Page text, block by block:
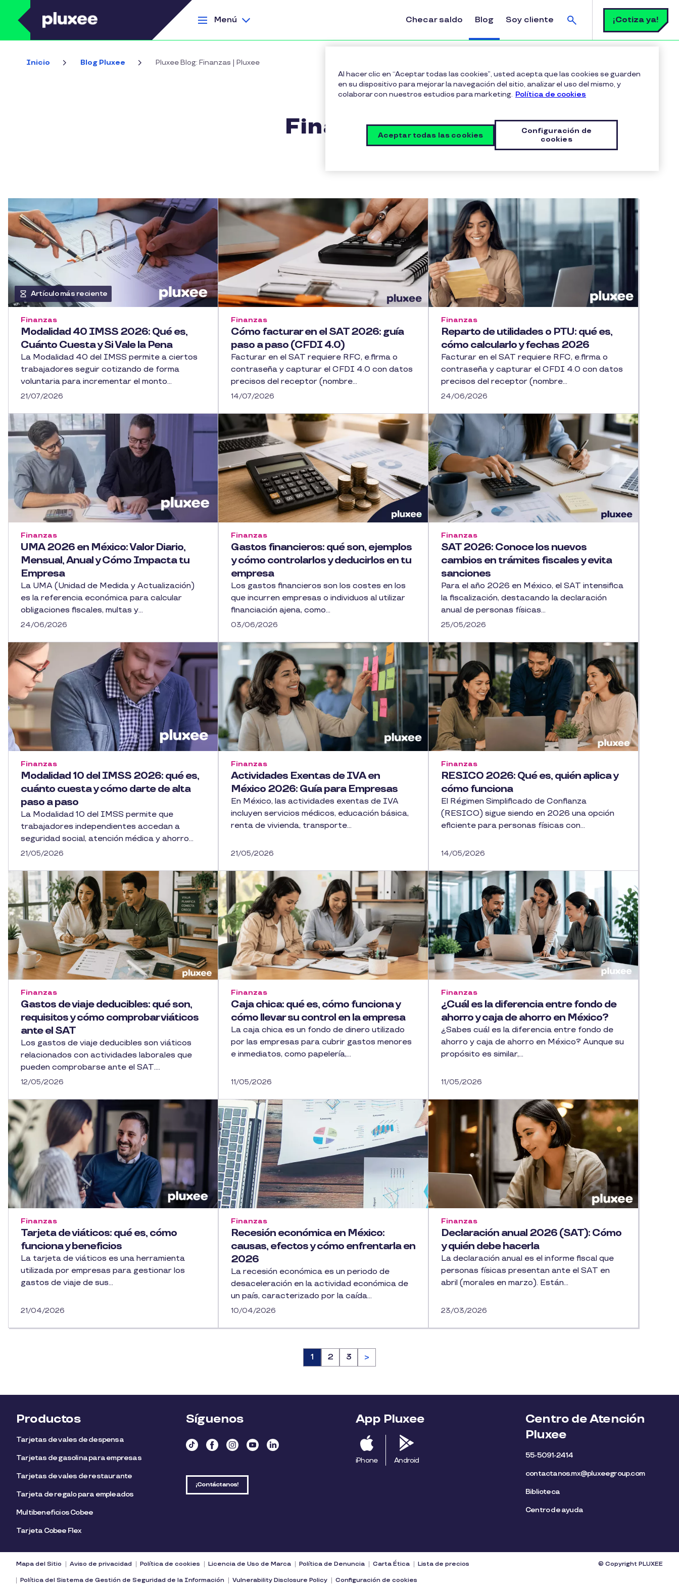
Pasar al contenido principal
Menú
Checar saldo Blog Soy cliente
Buscar
¡Cotiza ya!
Inicio Blog Pluxee Pluxee Blog: Finanzas | Pluxee
Finanzas
Artículo más reciente
Modalidad 40 IMSS 2026: Qué es,
Cuánto Cuesta y Si Vale la Pena
Finanzas
La Modalidad 40 del IMSS permite a ciertos
trabajadores seguir cotizando de forma
voluntaria para incrementar el monto...
21/07/2026
Cómo facturar en el SAT 2026: guía
paso a paso (CFDI 4.0)
Finanzas
Facturar en el SAT requiere RFC, e.firma o
contraseña y capturar el CFDI 4.0 con datos
precisos del receptor (nombre...
14/07/2026
Reparto de utilidades o PTU: qué es,
cómo calcularlo y fechas 2026
Finanzas
Facturar en el SAT requiere RFC, e.firma o
contraseña y capturar el CFDI 4.0 con datos
precisos del receptor (nombre...
24/06/2026
UMA 2026 en México: Valor Diario,
Mensual, Anual y Cómo Impacta tu
Empresa
Finanzas
La UMA (Unidad de Medida y Actualización)
es la referencia económica para calcular
obligaciones fiscales, multas y...
24/06/2026
Gastos financieros: qué son, ejemplos
y cómo controlarlos y deducirlos en tu
empresa
Finanzas
Los gastos financieros son los costes en los
que incurren empresas o individuos al utilizar
financiación ajena, como...
03/06/2026
SAT 2026: Conoce los nuevos
cambios en trámites fiscales y evita
sanciones
Finanzas
Para el año 2026 en México, el SAT intensifica
la fiscalización, destacando la declaración
anual de personas físicas...
25/05/2026
Modalidad 10 del IMSS 2026: qué es,
cuánto cuesta y cómo darte de alta
paso a paso
Finanzas
La Modalidad 10 del IMSS permite que
trabajadores independientes accedan a
seguridad social, atención médica y ahorro...
21/05/2026
Actividades Exentas de IVA en
México 2026: Guía para Empresas
Finanzas
En México, las actividades exentas de IVA
incluyen servicios médicos, educación básica,
renta de vivienda, transporte...
21/05/2026
RESICO 2026: Qué es, quién aplica y
cómo funciona
Finanzas
El Régimen Simplificado de Confianza
(RESICO) sigue siendo en 2026 una opción
eficiente para personas físicas con...
14/05/2026
Gastos de viaje deducibles: qué son,
requisitos y cómo comprobar viáticos
ante el SAT
Finanzas
Los gastos de viaje deducibles son viáticos
relacionados con actividades laborales que
pueden comprobarse ante el SAT....
12/05/2026
Caja chica: qué es, cómo funciona y
cómo llevar su control en la empresa
Finanzas
La caja chica es un fondo de dinero utilizado
por las empresas para cubrir gastos menores
e inmediatos, como papelería,...
11/05/2026
¿Cuál es la diferencia entre fondo de
ahorro y caja de ahorro en México?
Finanzas
¿Sabes cuál es la diferencia entre fondo de
ahorro y caja de ahorro en México? Aunque su
propósito es similar,...
11/05/2026
Tarjeta de viáticos: qué es, cómo
funciona y beneficios
Finanzas
La tarjeta de viáticos es una herramienta
utilizada por empresas para gestionar los
gastos de viaje de sus...
21/04/2026
Recesión económica en México:
causas, efectos y cómo enfrentarla en
2026
Finanzas
La recesión económica es un periodo de
desaceleración en la actividad económica de
un país, caracterizado por la caída...
10/04/2026
Declaración anual 2026 (SAT): Cómo
y quién debe hacerla
Finanzas
La declaración anual es el informe fiscal que
personas físicas presentan ante el SAT en
abril (morales en marzo). Están...
23/03/2026
Página
1 Página
2 Página
3 >
Productos
Tarjetas de vales de despensa
Tarjetas de gasolina para empresas
Tarjetas de vales de restaurante
Tarjeta de regalo para empleados​
Multibeneficios Cobee
Tarjeta Cobee Flex
Síguenos
¡Contáctanos!
App Pluxee
iPhone Android
Centro de Atención
Pluxee
55-5091-2414
contactanos.mx@pluxeegroup.com
Biblioteca
Centro de ayuda
Mapa del Sitio Aviso de privacidad Política de cookies Licencia de Uso de Marca Política de Denuncia Carta Ética Lista de precios
Política del Sistema de Gestión de Seguridad de la Información Vulnerability Disclosure Policy Configuración de cookies
© Copyright PLUXEE
Al hacer clic en “Aceptar todas las cookies”, usted acepta que las cookies se guarden
en su dispositivo para mejorar la navegación del sitio, analizar el uso del mismo, y
colaborar con nuestros estudios para marketing. Política de cookies
Configuración de
cookies
Aceptar todas las cookies